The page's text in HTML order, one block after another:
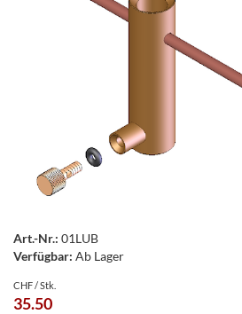
Art.-Nr.: 01LUB
Verfügbar: Ab Lager
CHF / Stk.
35.50